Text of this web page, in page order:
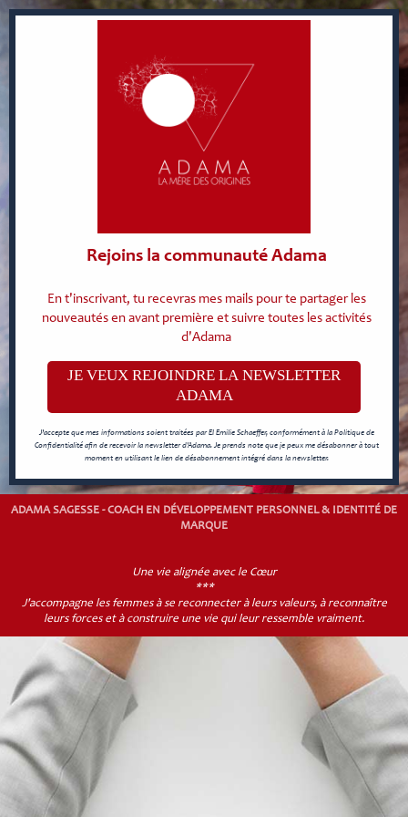
Rejoins la communauté Adama
En t'inscrivant, tu recevras mes mails pour te partager les
nouveautés en avant première et suivre toutes les activités
d'Adama
JE VEUX REJOINDRE LA NEWSLETTER
ADAMA
J’accepte que mes informations soient traitées par EI Emilie Schaeffer, conformément à la Politique de
Confidentialité afin de recevoir la newsletter d'Adama. Je prends note que je peux me désabonner à tout
moment en utilisant le lien de désabonnement intégré dans la newsletter.
ADAMA SAGESSE - COACH EN DÉVELOPPEMENT PERSONNEL & IDENTITÉ DE
MARQUE
Une vie alignée avec le Cœur
***
J'accompagne les femmes à se reconnecter à leurs valeurs, à reconnaître
leurs forces et à construire une vie qui leur ressemble vraiment.